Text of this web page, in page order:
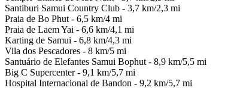
Santiburi Samui Country Club - 3,7 km/2,3 mi
Praia de Bo Phut - 6,5 km/4 mi
Praia de Laem Yai - 6,6 km/4,1 mi
Karting de Samui - 6,8 km/4,3 mi
Vila dos Pescadores - 8 km/5 mi
Santuário de Elefantes Samui Bophut - 8,9 km/5,5 mi
Big C Supercenter - 9,1 km/5,7 mi
Hospital Internacional de Bandon - 9,2 km/5,7 mi